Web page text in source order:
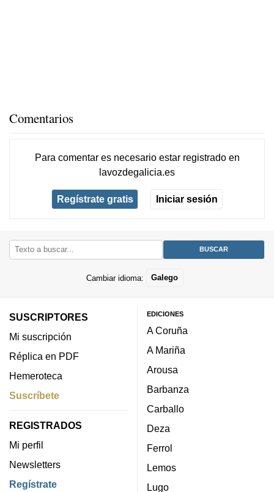
Comentarios
Para comentar es necesario estar registradoen
lavozdegalicia.es
Regístrate gratis Iniciar sesión
Cambiar idioma: Galego
SUSCRIPTORES
Mi suscripción
Réplica en PDF
Hemeroteca
Suscríbete
REGISTRADOS
Mi perfil
Newsletters
Regístrate
EDICIONES
A Coruña
A Mariña
Arousa
Barbanza
Carballo
Deza
Ferrol
Lemos
Lugo